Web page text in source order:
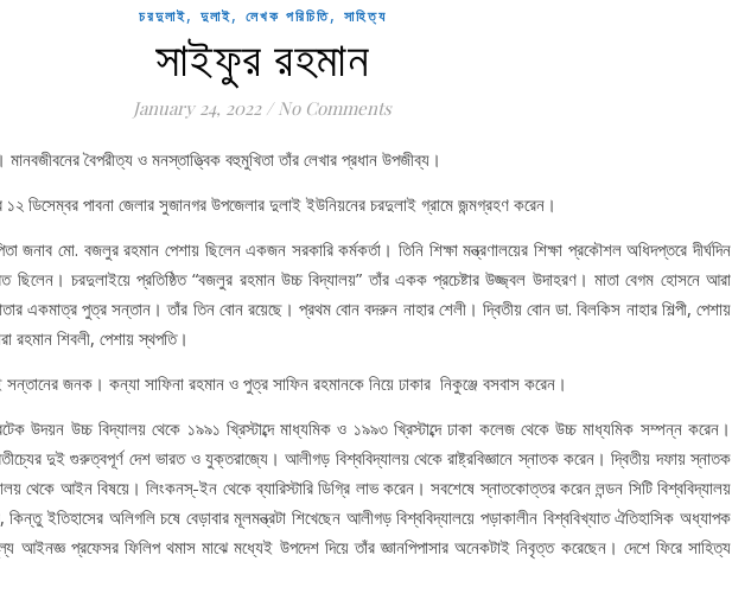
চরদুলাই, দুলাই, লেখক পরিচিতি, সাহিত্য
সাইফুর রহমান
January 24, 2022 / No Comments
বৈপরীত্য ও মনস্তাত্ত্বিক বহুমুখিতা তাঁর লেখার প্রধান উপজীব্য।
১২ ডিসেম্বর পাবনা জেলার সুজানগর উপজেলার দুলাই ইউনিয়নের চরদুলাই গ্রামে জন্মগ্রহণ করেন।
জনাব মো. বজলুর রহমান পেশায় ছিলেন একজন সরকারি কর্মকর্তা। তিনি শিক্ষা মন্ত্রণালয়ের শিক্ষা প্রকৌশল অধিদপ্তরে দীর্ঘদিন
ছিলেন। চরদুলাইয়ে প্রতিষ্ঠিত “বজলুর রহমান উচ্চ বিদ্যালয়” তাঁর একক প্রচেষ্টার উজ্জ্বল উদাহরণ। মাতা বেগম হোসনে আরা
একমাত্র পুত্র সন্তান। তাঁর তিন বোন রয়েছে। প্রথম বোন বদরুন নাহার শেলী। দ্বিতীয় বোন ডা. বিলকিস নাহার শিল্পী, পেশায়
রহমান শিবলী, পেশায় স্থপতি।
সন্তানের জনক। কন্যা সাফিনা রহমান ও পুত্র সাফিন রহমানকে নিয়ে ঢাকার নিকুঞ্জে বসবাস করেন।
উদয়ন উচ্চ বিদ্যালয় থেকে ১৯৯১ খ্রিস্টাব্দে মাধ্যমিক ও ১৯৯৩ খ্রিস্টাব্দে ঢাকা কলেজ থেকে উচ্চ মাধ্যমিক সম্পন্ন করেন।
দুই গুরুত্বপূর্ণ দেশ ভারত ও যুক্তরাজ্যে। আলীগড় বিশ্ববিদ্যালয় থেকে রাষ্ট্রবিজ্ঞানে স্নাতক করেন। দ্বিতীয় দফায় স্নাতক
থেকে আইন বিষয়ে। লিংকনস্-ইন থেকে ব্যারিস্টারি ডিগ্রি লাভ করেন। সবশেষে স্নাতকোত্তর করেন লন্ডন সিটি বিশ্ববিদ্যালয়
ইতিহাসের অলিগলি চষে বেড়াবার মূলমন্ত্রটা শিখেছেন আলীগড় বিশ্ববিদ্যালয়ে পড়াকালীন বিশ্ববিখ্যাত ঐতিহাসিক অধ্যাপক
আইনজ্ঞ প্রফেসর ফিলিপ থমাস মাঝে মধ্যেই উপদেশ দিয়ে তাঁর জ্ঞানপিপাসার অনেকটাই নিবৃত্ত করেছেন। দেশে ফিরে সাহিত্য